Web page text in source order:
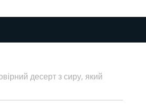
десерт з сиру, який